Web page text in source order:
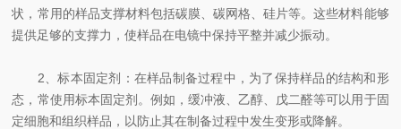
状，常用的样品支撑材料包括碳膜、碳网格、硅片等。这些材料能够
提供足够的支撑力，使样品在电镜中保持平整并减少振动。
2、标本固定剂：在样品制备过程中，为了保持样品的结构和形
态，常使用标本固定剂。例如，缓冲液、乙醇、戊二醛等可以用于固
定细胞和组织样品，以防止其在制备过程中发生变形或降解。